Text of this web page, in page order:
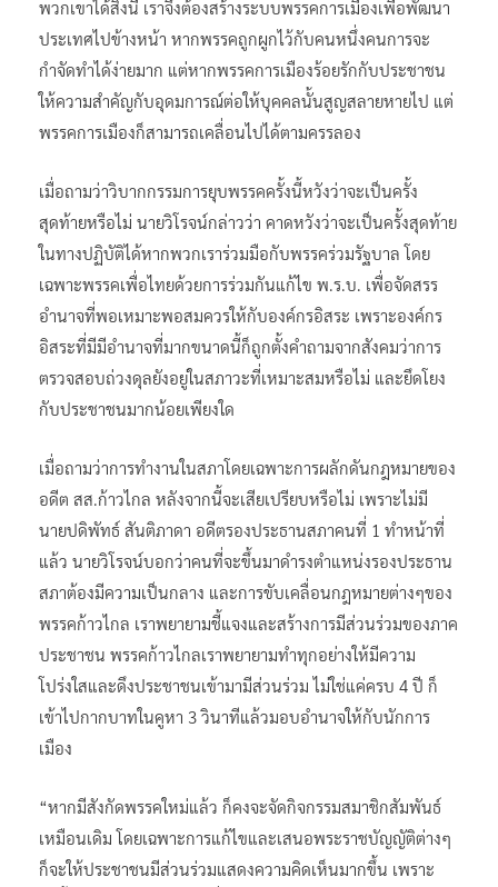
พวกเขาได้สิ่งนี้ เราจึงต้องสร้างระบบพรรคการเมืองเพื่อพัฒนา
ประเทศไปข้างหน้า หากพรรคถูกผูกไว้กับคนหนึ่งคนการจะ
กำจัดทำได้ง่ายมาก แต่หากพรรคการเมืองร้อยรักกับประชาชน
ให้ความสำคัญกับอุดมการณ์ต่อให้บุคคลนั้นสูญสลายหายไป แต่
พรรคการเมืองก็สามารถเคลื่อนไปได้ตามครรลอง
เมื่อถามว่าวิบากกรรมการยุบพรรคครั้งนี้หวังว่าจะเป็นครั้ง
สุดท้ายหรือไม่ นายวิโรจน์กล่าวว่า คาดหวังว่าจะเป็นครั้งสุดท้าย
ในทางปฏิบัติได้หากพวกเราร่วมมือกับพรรคร่วมรัฐบาล โดย
เฉพาะพรรคเพื่อไทยด้วยการร่วมกันแก้ไข พ.ร.บ. เพื่อจัดสรร
อำนาจที่พอเหมาะพอสมควรให้กับองค์กรอิสระ เพราะองค์กร
อิสระที่มีมีอำนาจที่มากขนาดนี้ก็ถูกตั้งคำถามจากสังคมว่าการ
ตรวจสอบถ่วงดุลยังอยู่ในสภาวะที่เหมาะสมหรือไม่ และยึดโยง
กับประชาชนมากน้อยเพียงใด
เมื่อถามว่าการทำงานในสภาโดยเฉพาะการผลักดันกฎหมายของ
อดีต สส.ก้าวไกล หลังจากนี้จะเสียเปรียบหรือไม่ เพราะไม่มี
นายปดิพัทธ์ สันติภาดา อดีตรองประธานสภาคนที่ 1 ทำหน้าที่
แล้ว นายวิโรจน์บอกว่าคนที่จะขึ้นมาดำรงตำแหน่งรองประธาน
สภาต้องมีความเป็นกลาง และการขับเคลื่อนกฎหมายต่างๆของ
พรรคก้าวไกล เราพยายามชี้แจงและสร้างการมีส่วนร่วมของภาค
ประชาชน พรรคก้าวไกลเราพยายามทำทุกอย่างให้มีความ
โปร่งใสและดึงประชาชนเข้ามามีส่วนร่วม ไม่ใช่แค่ครบ 4 ปี ก็
เข้าไปกากบาทในคูหา 3 วินาทีแล้วมอบอำนาจให้กับนักการ
เมือง
“หากมีสังกัดพรรคใหม่แล้ว ก็คงจะจัดกิจกรรมสมาชิกสัมพันธ์
เหมือนเดิม โดยเฉพาะการแก้ไขและเสนอพระราชบัญญัติต่างๆ
ก็จะให้ประชาชนมีส่วนร่วมแสดงความคิดเห็นมากขึ้น เพราะ